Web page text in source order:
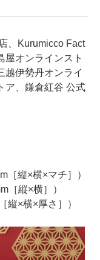
、Kurumicco Fact
屋オンラインスト
越伊勢丹オンライ
ア、鎌倉紅谷 公式
［縦×横×マチ］）
［縦×横］）
縦×横×厚さ］）